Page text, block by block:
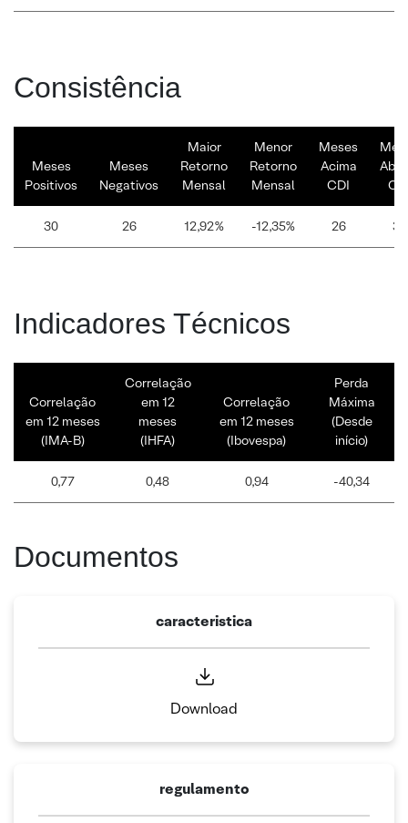
Consistência
Meses
Positivos
Meses
Negativos
Maior
Retorno
Mensal
Menor
Retorno
Mensal
Meses
Acima
CDI
30 26 12,92% -12,35% 26 30
Indicadores Técnicos
Correlação
em 12 meses
(IMA-B)
Correlação
em 12
meses
(IHFA)
Correlação
em 12 meses
(Ibovespa)
Perda
Máxima
(Desde
início)
0,77 0,48 0,94 -40,34
Documentos
caracteristica
Download
regulamento